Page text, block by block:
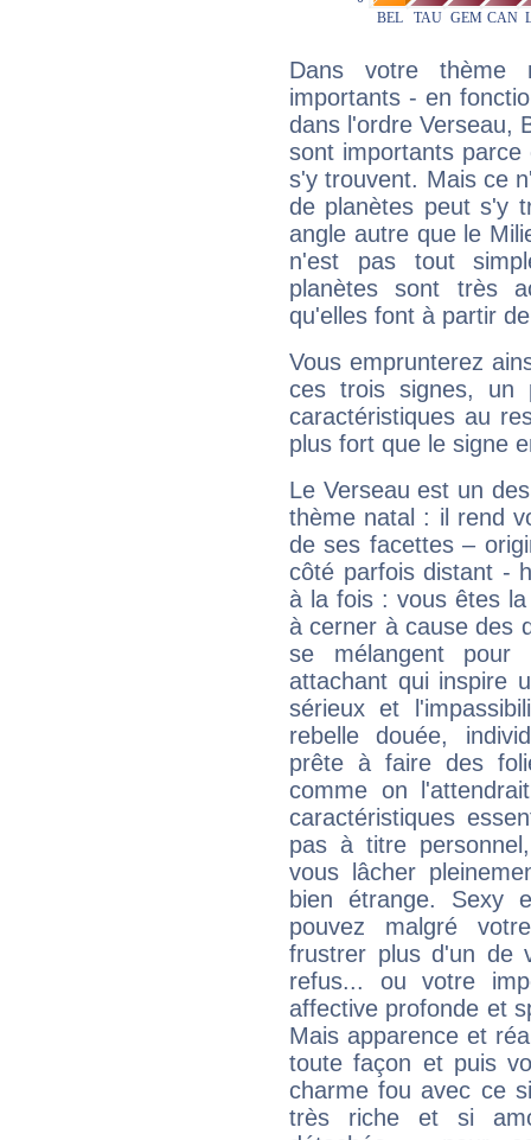
Dans votre thème
importants - en
dans l'ordre Verseau,
sont importants parce
s'y trouvent. Mais ce
de planètes peut s'y
angle autre que le
n'est pas tout
planètes sont très
qu'elles font à partir
Vous emprunterez
ces trois signes, un
caractéristiques au
plus fort que le signe
Le Verseau est un
thème natal : il rend
de ses facettes –
côté parfois distant -
à la fois : vous êtes
à cerner à cause des
se mélangent
attachant qui inspire
sérieux et
rebelle douée,
prête à faire des
comme on
caractéristiques
pas à titre
vous lâcher
bien étrange. Sexy
pouvez malgré
frustrer plus d'un de
refus... ou votre
affective profonde et
Mais apparence et
toute façon et puis
charme fou avec ce
très riche et si